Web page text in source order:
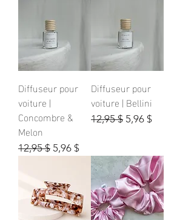
Diffuseur pour
voiture |
Concombre &
Melon
Prix original
12,95 $ Prix promotionnel
5,96 $
Diffuseur pour
voiture | Bellini
Prix original
12,95 $ Prix
5,96 $